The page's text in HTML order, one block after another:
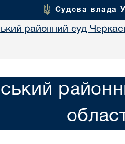
Судова влада
районний суд